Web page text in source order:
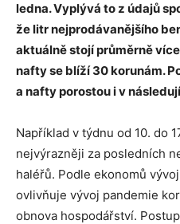
ledna. Vyplývá to z údajů
že litr nejprodávanějšího
aktuálně stojí průměrně
nafty se blíží 30 korunám.
a nafty porostou i v
Například v týdnu od 10. do
nejvýrazněji za posledních
haléřů. Podle ekonomů
ovlivňuje vývoj pandemie
obnova hospodářství.